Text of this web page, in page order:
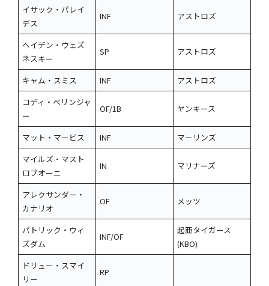
イサック・パレイ
デス
INF アストロズ
ヘイデン・ウェズ
ネスキー
SP アストロズ
キャム・スミス INF
アストロズ
コディ・ベリンジャ
ー
OF/1B ヤンキース
マット・マービス INF
マーリンズ
マイルズ・マスト
ロブオーニ
IN マリナーズ
アレクサンダー・
カナリオ
OF メッツ
パトリック・ウィ
ズダム
INF/OF
起亜タイガース
(KBO)
ドリュー・スマイ
リー
RP